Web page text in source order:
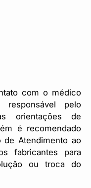
com o médico
responsável pelo
orientações de
é recomendado
de Atendimento ao
fabricantes para
ou troca do